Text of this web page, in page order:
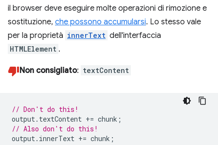
il browser deve eseguire molte operazioni di rimozione e
sostituzione, che possono accumularsi. Lo stesso vale
per la proprietà innerText dell'interfaccia
HTMLElement .
Non consigliato: textContent
// Don't do this!
output. textContent += chunk ;
// Also don't do this!
output. innerText += chunk ;